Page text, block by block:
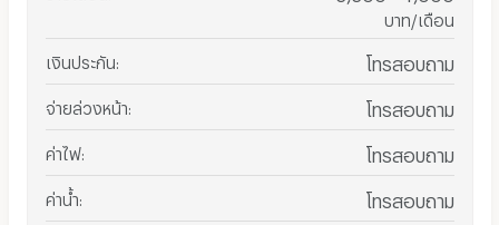
บาท/เดือน
เงินประกัน โทรสอบถาม
จ่ายล่วงหน้า โทรสอบถาม
ค่าไฟ: โทรสอบถาม
ค่าน้ำ โทรสอบถาม